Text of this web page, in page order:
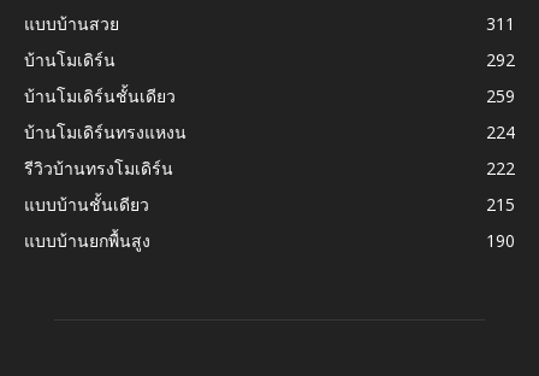
แบบบ้านสวย
311
บ้านโมเดิร์น
292
บ้านโมเดิร์นชั้นเดียว
259
บ้านโมเดิร์นทรงแหงน
224
รีวิวบ้านทรงโมเดิร์น
222
แบบบ้านชั้นเดียว
215
แบบบ้านยกพื้นสูง
190